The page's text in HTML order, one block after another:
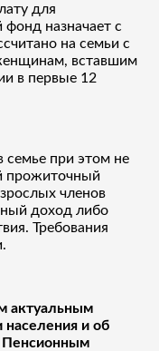
для
назначает с
на семьи с
вставшим
в первые 12
семье при этом не
прожиточный
членов
доход либо
Требования
актуальным
и об
Пенсионным